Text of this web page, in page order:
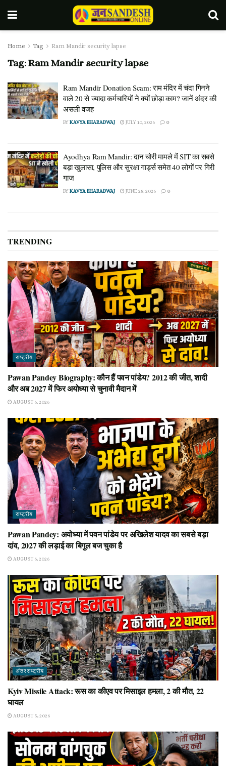
Home Tag Ram Mandir security lapse
Tag:Ram Mandir security lapse
Ram Mandir Donation Scam: राम मंदिर में चंदा गिनने
वाले 20 से ज्यादा कर्मचारियों ने क्यों छोड़ा काम? जानें अंदर की
असली वजह
BYKAVYA BHARADWAJ JULY 10, 2026 0
Ayodhya Ram Mandir: दान चोरी मामले में SIT का सबसे
बड़ा खुलासा, पुलिस और सुरक्षा गार्ड्स समेत 40 लोगों पर गिरी
गाज
BYKAVYA BHARADWAJ JUNE 28, 2026 0
TRENDING
राष्ट्रीय
Pawan Pandey Biography: कौन हैं पवन पांडेय? 2012 की जीत, शादी
और अब 2027 में फिर अयोध्या से चुनावी मैदान में
AUGUST 6, 2026
राष्ट्रीय
Pawan Pandey: अयोध्या में पवन पांडेय पर अखिलेश यादव का सबसे बड़ा
दांव, 2027 की लड़ाई का बिगुल बज चुका है
AUGUST 6, 2026
अंतरराष्ट्रीय
Kyiv Missile Attack: रूस का कीएव पर मिसाइल हमला, 2 की मौत, 22
घायल
AUGUST 5, 2026